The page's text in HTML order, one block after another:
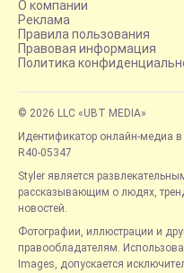
О компании
Реклама
Правила пользования
Правовая информация
Политика
© 2026 LLC «UBT MEDIA»
Идентификатор онлайн-медиа
R40-05347
Styler является
рассказывающим о людях,
новостей.
Фотографии, иллюстрации и
правообладателям.
Images, допускается